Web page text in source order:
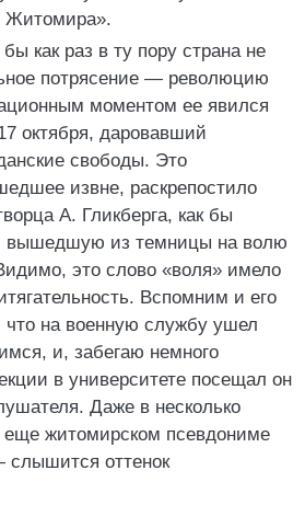
Житомира».
как раз в ту пору страна не
потрясение — революцию
моментом ее явился
октября, даровавший
свободы. Это
извне, раскрепостило
А. Гликберга, как бы
вышедшую из темницы на волю
это слово «воля» имело
Вспомним и его
что на военную службу ушел
и, забегаю немного
в университете посещал он
Даже в несколько
житомирском псевдониме
оттенок